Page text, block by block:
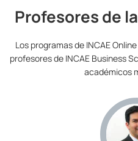
Profesores de
Los programas de INCAE
profesores de INCAE Business
académicos